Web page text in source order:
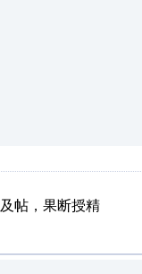
及帖，果断授精